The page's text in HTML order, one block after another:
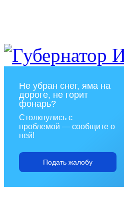
Не убран снег, яма на
дороге, не горит
фонарь?
Столкнулись с
проблемой — сообщите о
ней!
Подать жалобу